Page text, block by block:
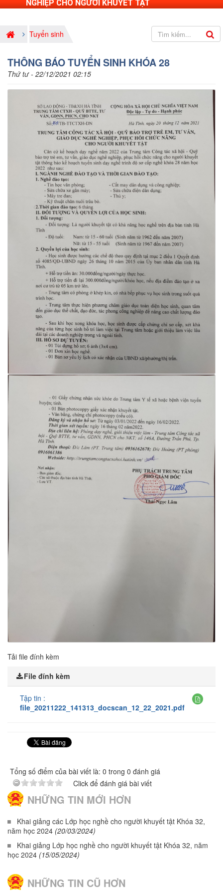
NGHIỆP CHO NGƯỜI KHUYẾT TẬT
Tuyển sinh
THÔNG BÁO TUYỂN SINH KHÓA 28
Thứ tư - 22/12/2021 02:15
Tải file đính kèm
File đính kèm
Tập tin :
file_20211222_141313_docscan_12_22_2021.pdf
Tổng số điểm của bài viết là: 0 trong 0 đánh giá
Click để đánh giá bài viết
NHỮNG TIN MỚI HƠN
Khai giảng các Lớp học nghề cho người khuyết tật Khóa 32,
năm học 2024 (20/03/2024)
Khai giảng Lớp học nghề cho người khuyết tật Khóa 32, năm
học 2024 (15/05/2024)
NHỮNG TIN CŨ HƠN